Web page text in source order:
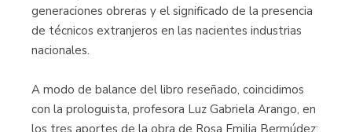
generaciones obreras y el significado de la presencia
de técnicos extranjeros en las nacientes industrias
nacionales.
A modo de balance del libro reseñado, coincidimos
con la prologuista, profesora Luz Gabriela Arango, en
los tres aportes de la obra de Rosa Emilia Bermúdez: